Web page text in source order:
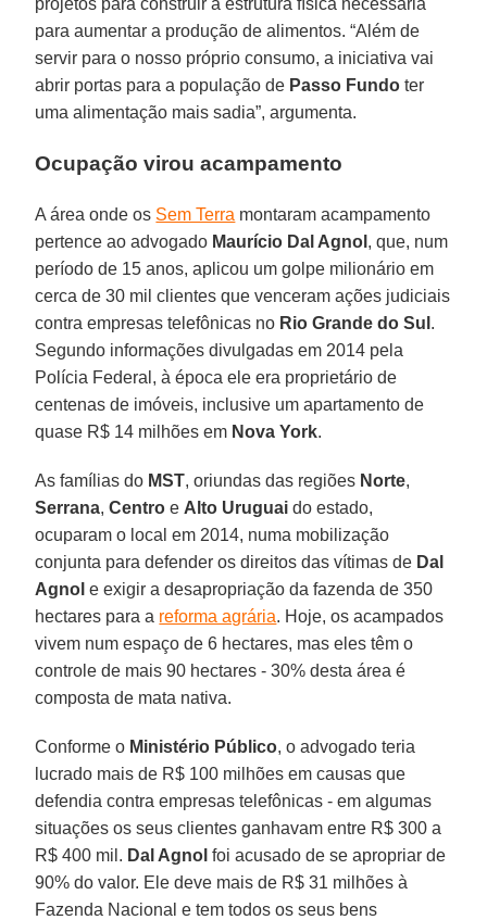
para aumentar a produção de alimentos. “Além de
servir para o nosso próprio consumo, a iniciativa vai
abrir portas para a população de Passo Fundo ter
uma alimentação mais sadia”, argumenta.
Ocupação virou acampamento
A área onde os Sem Terra montaram acampamento
pertence ao advogado Maurício Dal Agnol , que, num
período de 15 anos, aplicou um golpe milionário em
cerca de 30 mil clientes que venceram ações judiciais
contra empresas telefônicas no Rio Grande do Sul .
Segundo informações divulgadas em 2014 pela
Polícia Federal, à época ele era proprietário de
centenas de imóveis, inclusive um apartamento de
quase R$ 14 milhões em Nova York.
As famílias do MST, oriundas das regiões Norte,
Serrana,Centro e Alto Uruguai do estado,
ocuparam o local em 2014, numa mobilização
conjunta para defender os direitos das vítimas de Dal
Agnol e exigir a desapropriação da fazenda de 350
hectares para a reforma agrária. Hoje, os acampados
vivem num espaço de 6 hectares, mas eles têm o
controle de mais 90 hectares - 30% desta área é
composta de mata nativa.
Conforme o Ministério Público, o advogado teria
lucrado mais de R$ 100 milhões em causas que
defendia contra empresas telefônicas - em algumas
situações os seus clientes ganhavam entre R$ 300 a
R$ 400 mil. Dal Agnol foi acusado de se apropriar de
90% do valor. Ele deve mais de R$ 31 milhões à
Fazenda Nacional e tem todos os seus bens